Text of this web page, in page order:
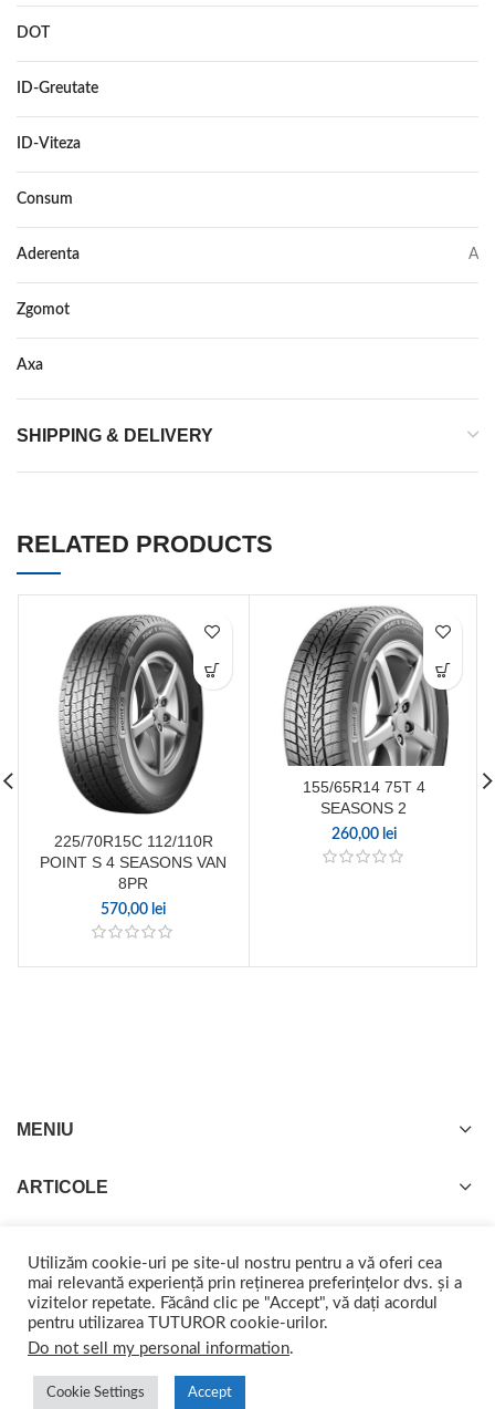
DOT
ID-Greutate
ID-Viteza
Consum
Aderenta A
Zgomot
Axa
SHIPPING & DELIVERY
RELATED PRODUCTS
225/70R15C 112/110R
POINT S 4 SEASONS VAN
8PR
570,00 lei
155/65R14 75T 4
SEASONS 2
260,00 lei
MENIU
ARTICOLE
GISTEL 2022 CREATED BYweb-marketing.ro. Împreună ajungem departe.
Utilizăm cookie-uri pe site-ul nostru pentru a vă oferi cea
mai relevantă experiență prin reținerea preferințelor dvs. și a
vizitelor repetate. Făcând clic pe "Accept", vă dați acordul
pentru utilizarea TUTUROR cookie-urilor.
Do not sell my personal information.
Cookie Settings Accept
0